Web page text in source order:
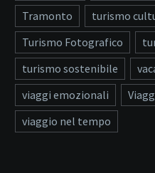
Tramonto
turismo
Turismo Fotografico
turismo sostenibile
viaggi emozionali
viaggio nel tempo